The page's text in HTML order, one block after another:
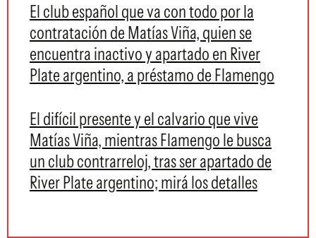
El club español que va con todo por la
contratación de Matías Viña, quien se
encuentra inactivo y apartado en River
Plate argentino, a préstamo de Flamengo
El difícil presente y el calvario que vive
Matías Viña, mientras Flamengo le busca
un club contrarreloj, tras ser apartado de
River Plate argentino; mirá los detalles